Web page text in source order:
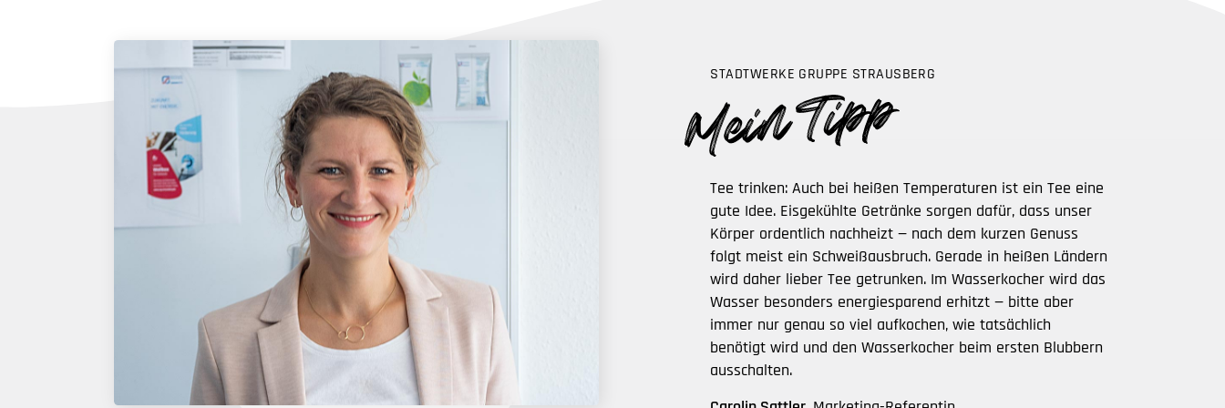
STADTWERKE GRUPPE STRAUSBERG
Tee trinken: Auch bei heißen Temperaturen ist ein Tee eine
gute Idee. Eisgekühlte Getränke sorgen dafür, dass unser
Körper ordentlich nachheizt — nach dem kurzen Genuss
folgt meist ein Schweißausbruch. Gerade in heißen Ländern
wird daher lieber Tee getrunken. Im Wasserkocher wird das
Wasser besonders energiesparend erhitzt — bitte aber
immer nur genau so viel aufkochen, wie tatsächlich
benötigt wird und den Wasserkocher beim ersten Blubbern
ausschalten.